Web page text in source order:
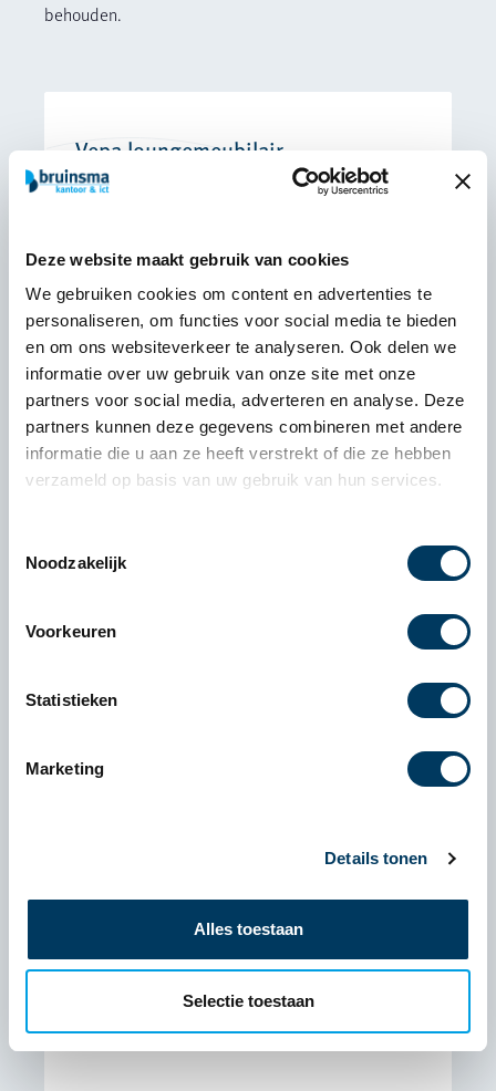
Deze website maakt gebruik van cookies
We gebruiken cookies om content en advertenties te
personaliseren, om functies voor social media te bieden
en om ons websiteverkeer te analyseren. Ook delen we
informatie over uw gebruik van onze site met onze
partners voor social media, adverteren en analyse. Deze
partners kunnen deze gegevens combineren met andere
informatie die u aan ze heeft verstrekt of die ze hebben
verzameld op basis van uw gebruik van hun services.
Noodzakelijk
Voorkeuren
Statistieken
Marketing
Details tonen
Alles toestaan
Selectie toestaan
behouden.
Vepa loungemeubilair
Vepa vergadermeubilair